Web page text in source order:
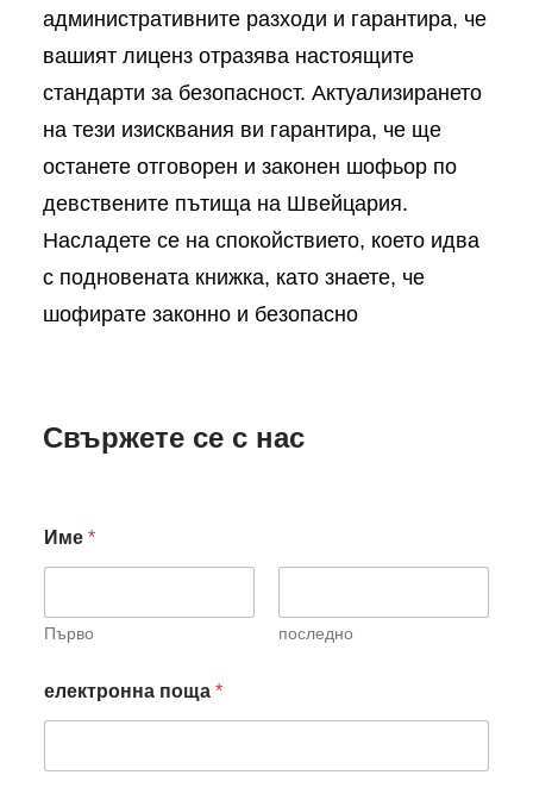
административните разходи и гарантира, че
вашият лиценз отразява настоящите
стандарти за безопасност. Актуализирането
на тези изисквания ви гарантира, че ще
останете отговорен и законен шофьор по
девствените пътища на Швейцария.
Насладете се на спокойствието, което идва
с подновената книжка, като знаете, че
шофирате законно и безопасно
Свържете се с нас
Име *
Първо последно
електронна поща *